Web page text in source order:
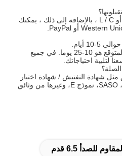
ج: نحن نقبل الدفع بواسطة T / T أو L / C ، بالإضافة إلى ذلك ، يمكنك
أيام.
بالنسبة للإنتاج الجماعي، فالوقت المتوقع هو 10-25 يوما. في جميع
احتياجاتك.
شهادة التفتيش / شهادة اختبار
الطاحونة، والتأمين، شهادة المنشأ، SASO، نموذج E، وغيرها من وثائق
للصدأ 6.5 قدم